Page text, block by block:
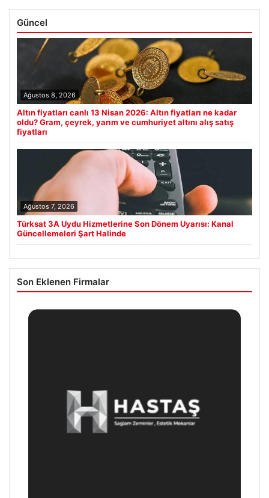
Güncel
Ağustos 8, 2026
Altın fiyatları canlı 13 Nisan 2026: Altın fiyatları ne kadar
oldu? Gram, çeyrek, yarım ve cumhuriyet altını alış satış
fiyatları
Ağustos 7, 2026
Türksat 3A Uydu Hizmetlerine Son Dönem Uyarısı: Kanal
Güncellemeleri Şart Halinde
Son Eklenen Firmalar